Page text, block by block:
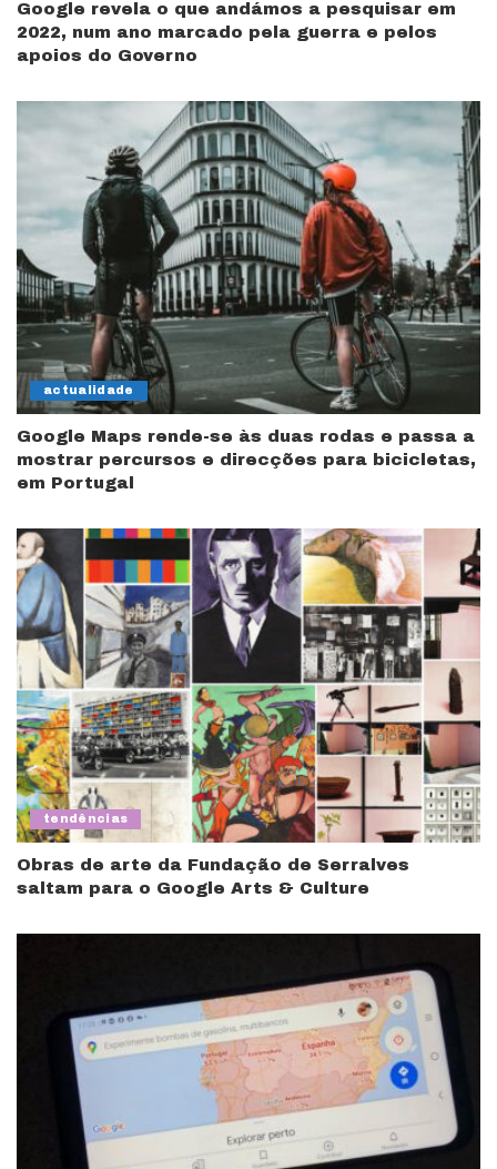
Google revela o que andámos a pesquisar em
2022, num ano marcado pela guerra e pelos
apoios do Governo
actualidade
Google Maps rende-se às duas rodas e passa a
mostrar percursos e direcções para bicicletas,
em Portugal
tendências
Obras de arte da Fundação de Serralves
saltam para o Google Arts & Culture